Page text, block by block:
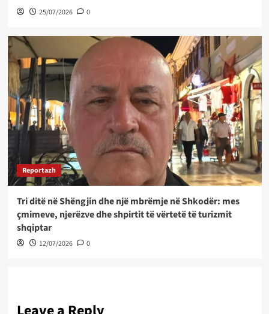
25/07/2026 0
Reportazh
Tri ditë në Shëngjin dhe një mbrëmje në Shkodër: mes
çmimeve, njerëzve dhe shpirtit të vërtetë të turizmit
shqiptar
12/07/2026 0